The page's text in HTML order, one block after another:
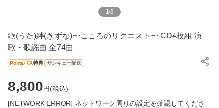
1/3
歌(うた)絆(きずな)〜こころのリクエスト〜 CD4枚組 演
歌・歌謡曲 全74曲
Pontaパス特典 サンキュー配送
8,800円(税込)
[NETWORK ERROR] ネットワーク周りの設定を確認してくださ